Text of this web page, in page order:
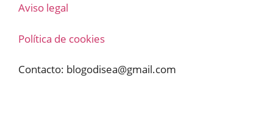
Aviso legal
Política de cookies
Contacto: blogodisea@gmail.com